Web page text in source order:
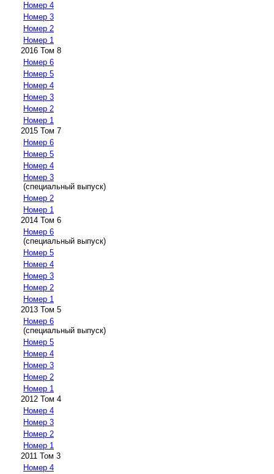
Номер 4
Номер 3
Номер 2
Номер 1
2016 Том 8
Номер 6
Номер 5
Номер 4
Номер 3
Номер 2
Номер 1
2015 Том 7
Номер 6
Номер 5
Номер 4
Номер 3
(специальный выпуск)
Номер 2
Номер 1
2014 Том 6
Номер 6
(специальный выпуск)
Номер 5
Номер 4
Номер 3
Номер 2
Номер 1
2013 Том 5
Номер 6
(специальный выпуск)
Номер 5
Номер 4
Номер 3
Номер 2
Номер 1
2012 Том 4
Номер 4
Номер 3
Номер 2
Номер 1
2011 Том 3
Номер 4